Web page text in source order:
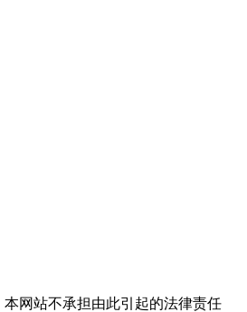
网站不承担由此引起的法律责任